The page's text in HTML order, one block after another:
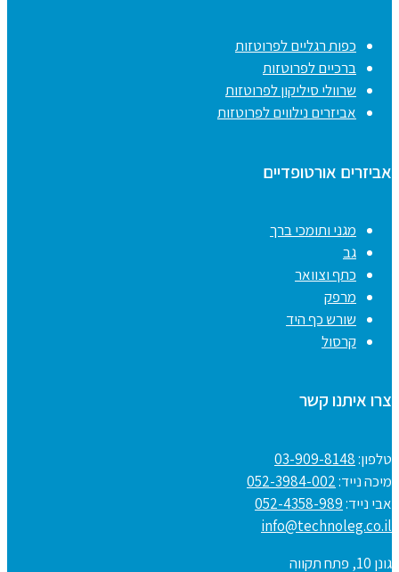
כפות רגליים לפרוטזות
ברכיים לפרוטזות
שרוולי סיליקון לפרוטזות
אביזרים נילווים לפרוטזות
אביזרים אורטופדיים
מגני ותומכי ברך
גב
כתף וצוואר
מרפק
שורש כף היד
קרסול
צרו איתנו קשר
טלפון:03-909-8148
מיכה נייד:052-3984-002
אבי נייד:052-4358-989
info@technoleg.co.il
גונן 10, פתח תקווה